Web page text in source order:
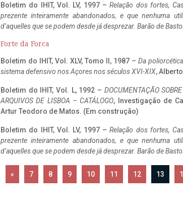
Boletim do IHIT, Vol. LV, 1997 –Relação dos fortes,
prezente inteiramente abandonados, e que nenhuma
d’aquelles que se podem desde já desprezar. Barão de
Forte da Forca
Boletim do IHIT, Vol. XLV, Tomo II, 1987 – Da
sistema defensivo nos Açores nos séculos XVI-XIX,
Boletim do IHIT, Vol. L, 1992 – DOCUMENTAÇÃO
ARQUIVOS DE LISBOA – CATÁLOGO, Investigação de
Artur Teodoro de Matos. (Em construção)
Boletim do IHIT, Vol. LV, 1997 –Relação dos fortes,
prezente inteiramente abandonados, e que nenhuma
d’aquelles que se podem desde já desprezar. Barão de
« 7 8 9 10 11 12 13